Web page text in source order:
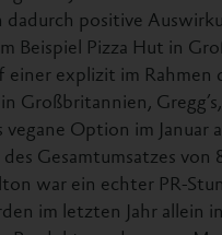
dadurch positive
Beispiel Pizza Hut in
einer explizit im Rahmen
Großbritannien,
vegane Option im
des Gesamtumsatzes
war ein echter PR-
im letzten Jahr allein
Produkte und vegane